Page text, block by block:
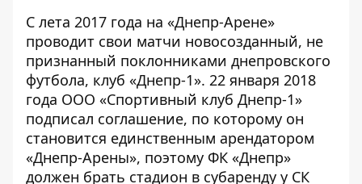
С лета 2017 года на «Днепр-Арене»
проводит свои матчи новосозданный, не
признанный поклонниками днепровского
футбола, клуб «Днепр-1». 22 января 2018
года ООО «Спортивный клуб Днепр-1»
подписал соглашение, по которому он
становится единственным арендатором
«Днепр-Арены», поэтому ФК «Днепр»
должен брать стадион в субаренду у СК